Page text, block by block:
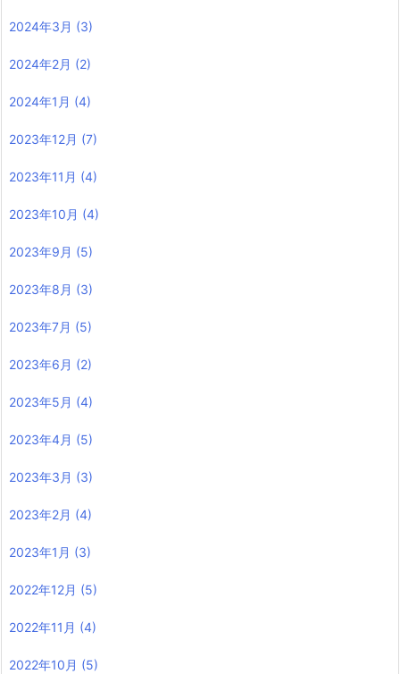
2024年3月 (3)
2024年2月 (2)
2024年1月 (4)
2023年12月 (7)
2023年11月 (4)
2023年10月 (4)
2023年9月 (5)
2023年8月 (3)
2023年7月 (5)
2023年6月 (2)
2023年5月 (4)
2023年4月 (5)
2023年3月 (3)
2023年2月 (4)
2023年1月 (3)
2022年12月 (5)
2022年11月 (4)
2022年10月 (5)